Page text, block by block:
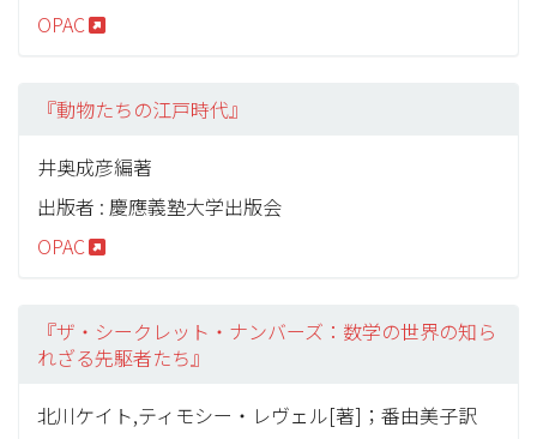
OPAC
『動物たちの江戸時代』
井奥成彦編著
出版者 : 慶應義塾大学出版会
OPAC
『ザ・シークレット・ナンバーズ：数学の世界の知ら
れざる先駆者たち』
北川ケイト,ティモシー・レヴェル[著]；番由美子訳